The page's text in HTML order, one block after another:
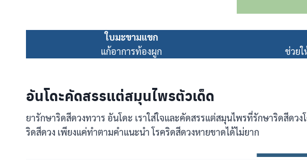
ใบมะขามแขก
แก้อาการท้องผูก
ช่วย
อันโดะคัดสรรแต่สมุนไพรตัวเด็ด
ยารักษาริดสีดวงทวาร อันโดะ เราใส่ใจและคัดสรรแต่สมุนไพรที่รักษาริดสีดว
ริดสีดวง เพียงแค่ทำตามคำแนะนำ โรคริดสีดวงหายขาดได้ไม่ยาก